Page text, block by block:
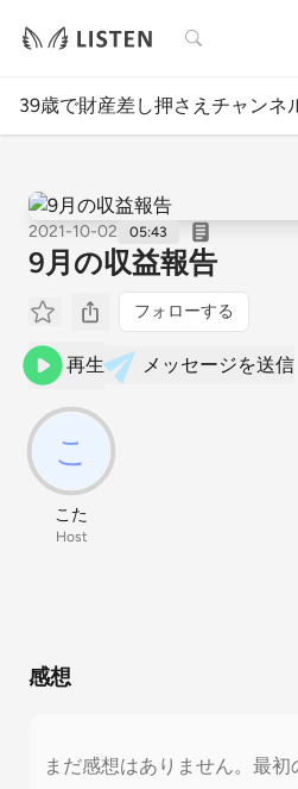
検索
39歳で財産差し押さえチャンネ
2021-10-02 05:43
9月の収益報告
フォローする
再生 メッセージを送信
こた
Host
感想
まだ感想はありません。最初